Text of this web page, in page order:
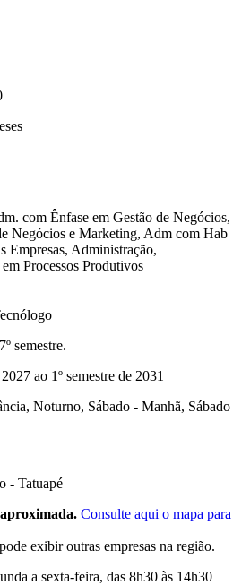
com Ênfase em Gestão de Negócios,
Negócios e Marketing, Adm com Hab
Empresas, Administração,
Processos Produtivos
semestre.
ao 1º semestre de 2031
Noturno, Sábado - Manhã, Sábado
- Tatuapé
aproximada. Consulte aqui o mapa para
exibir outras empresas na região.
a sexta-feira, das 8h30 às 14h30